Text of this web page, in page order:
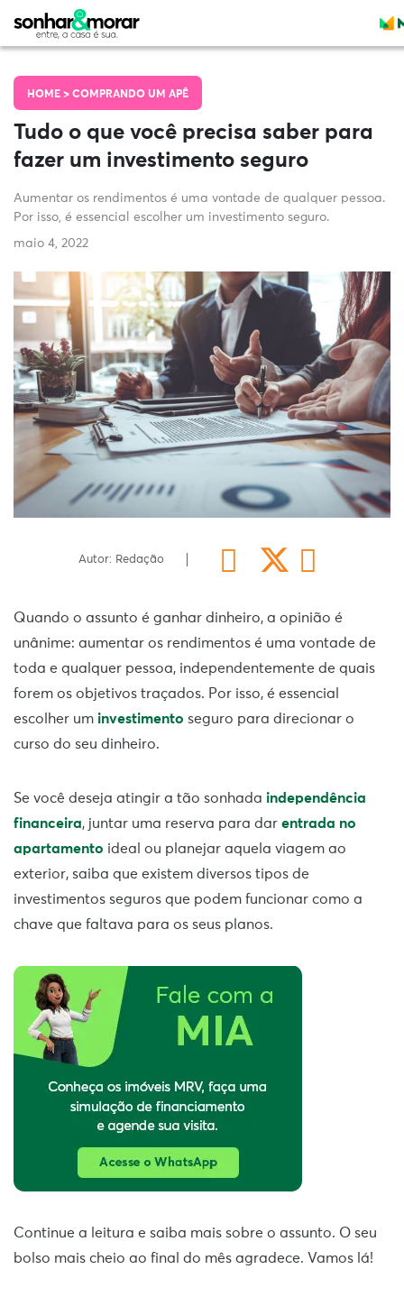
HOME > COMPRANDO UM APÊ
Tudo o que você precisa saber para
fazer um investimento seguro
Aumentar os rendimentos é uma vontade de qualquer pessoa.
Por isso, é essencial escolher um investimento seguro.
maio 4, 2022
Autor: Redação
Quando o assunto é ganhar dinheiro, a opinião é
unânime: aumentar os rendimentos é uma vontade de
toda e qualquer pessoa, independentemente de quais
forem os objetivos traçados. Por isso, é essencial
escolher um investimento seguro para direcionar o
curso do seu dinheiro.
Se você deseja atingir a tão sonhada independência
financeira, juntar uma reserva para dar entrada no
apartamento ideal ou planejar aquela viagem ao
exterior, saiba que existem diversos tipos de
investimentos seguros que podem funcionar como a
chave que faltava para os seus planos.
Continue a leitura e saiba mais sobre o assunto. O seu
bolso mais cheio ao final do mês agradece. Vamos lá!